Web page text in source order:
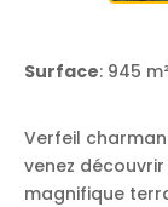
Surface: 945 m²
Verfeil
venez
magnifique